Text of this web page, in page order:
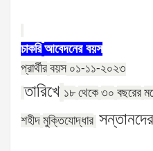
চাকরি আবেদনের বয়স
প্রার্থীর বয়স ০১-১১-২০২৩
তারিখে ১৮ থেকে ৩০ বছরের
শহীদ মুক্তিযোদ্ধার সন্তানদের